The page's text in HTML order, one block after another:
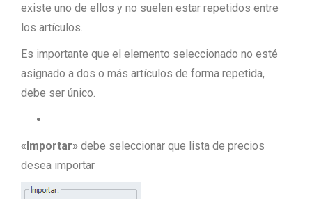
existe uno de ellos y no suelen estar repetidos entre
los artículos.
Es importante que el elemento seleccionado no esté
asignado a dos o más artículos de forma repetida,
debe ser único.
«Importar» debe seleccionar que lista de precios
desea importar